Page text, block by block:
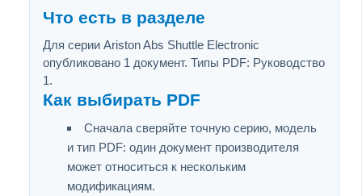
Что есть в разделе
Для серии Ariston Abs Shuttle Electronic
опубликовано 1 документ. Типы PDF: Руководство
1.
Как выбирать PDF
Сначала сверяйте точную серию, модель
и тип PDF: один документ производителя
может относиться к нескольким
модификациям.